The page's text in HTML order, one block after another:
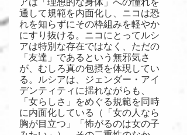
通して規範を内面化し、ニコは恐
れを知らずにその枠組みを軽やか
にすり抜ける。ニコにとってルシ
アは特別な存在ではなく、ただの
「友達」であるという無邪気さ
が、むしろ真の包摂を体現してい
る。ルシアは、ジェンダー・アイ
デンティティに揺れながらも、
「女らしさ」をめぐる規範を同時
に内面化している（「女の人なら
胸が目立つ」「怖がるのは女の子